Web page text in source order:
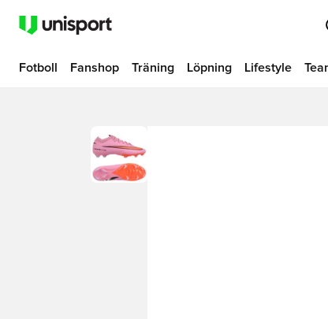
Fotboll Fanshop Träning Löpning Lifestyle